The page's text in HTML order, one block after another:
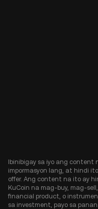
Ibinibigay sa iyo ang content
impormasyon lang, at hindi
offer. Ang content na ito ay
KuCoin na mag-buy, mag-
financial product, o
sa investment, payo sa